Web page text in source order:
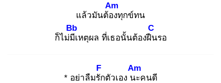
แล้วมันต้อง
Am
ทุกข์ทน
ก็ไม่มีเ
Bb
หตุผล ที่เธอนั้นต้องฝืน
C
รอ
* อย่าลืมรัก
F
ตัวเอง นะ
Am
คนดี